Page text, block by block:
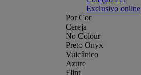
Exclusivo online
Por Cor
Cereja
No Colour
Preto Onyx
Vulcânico
Azure
Flint